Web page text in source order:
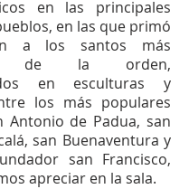
en las principales
en las que primó
a los santos más
de la orden,
en esculturas y
los más populares
Antonio de Padua, san
san Buenaventura y
san Francisco,
apreciar en la sala.